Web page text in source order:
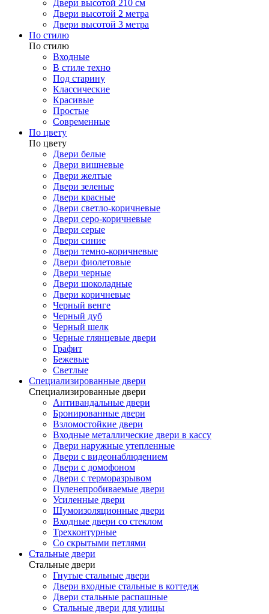
Двери высотой 210 см
Двери высотой 2 метра
Двери высотой 3 метра
По стилю
По стилю
Входные
В стиле техно
Под старину
Классические
Красивые
Простые
Современные
По цвету
По цвету
Двери белые
Двери вишневые
Двери желтые
Двери зеленые
Двери красные
Двери светло-коричневые
Двери серо-коричневые
Двери серые
Двери синие
Двери темно-коричневые
Двери фиолетовые
Двери черные
Двери шоколадные
Двери коричневые
Черный венге
Черный дуб
Черный шелк
Черные глянцевые двери
Графит
Бежевые
Светлые
Специализированные двери
Специализированные двери
Антивандальные двери
Бронированные двери
Взломостойкие двери
Входные металлические двери в кассу
Двери наружные утепленные
Двери с видеонаблюдением
Двери с домофоном
Двери с терморазрывом
Пуленепробиваемые двери
Усиленные двери
Шумоизоляционные двери
Входные двери со стеклом
Трехконтурные
Со скрытыми петлями
Стальные двери
Стальные двери
Гнутые стальные двери
Двери входные стальные в коттедж
Двери стальные распашные
Стальные двери для улицы